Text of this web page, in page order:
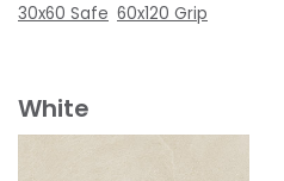
30x60 Safe 60x120 Grip
White